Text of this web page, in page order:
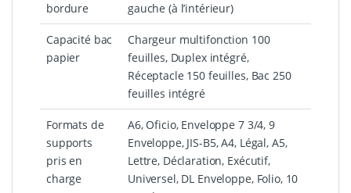
bordure
gauche (à l’intérieur)
Capacité bac
papier
Chargeur multifonction 100
feuilles, Duplex intégré,
Réceptacle 150 feuilles, Bac 250
feuilles intégré
Formats de
supports
pris en
charge
A6, Oficio, Enveloppe 7 3/4, 9
Enveloppe, JIS-B5, A4, Légal, A5,
Lettre, Déclaration, Exécutif,
Universel, DL Enveloppe, Folio, 10